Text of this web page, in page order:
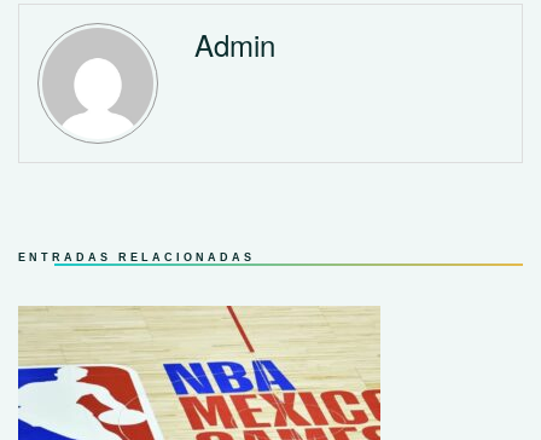
Admin
ENTRADAS RELACIONADAS